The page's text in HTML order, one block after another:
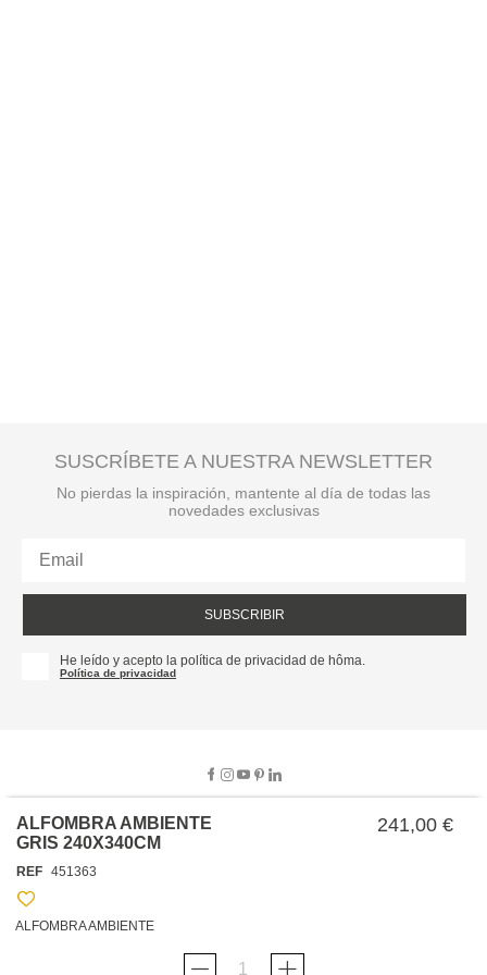
ALFOMBRA AMBIENTE
GRIS 240X340CM
241,00 €
REF 451363
ALFOMBRA AMBIENTE
SUSCRÍBETE A NUESTRA NEWSLETTER
No pierdas la inspiración, mantente al día de todas las
novedades exclusivas
SUBSCRIBIR
He leído y acepto la política de privacidad de hôma.
Política de privacidad
TARJETA HAPPY
PROTECCIÓN DE DATOS